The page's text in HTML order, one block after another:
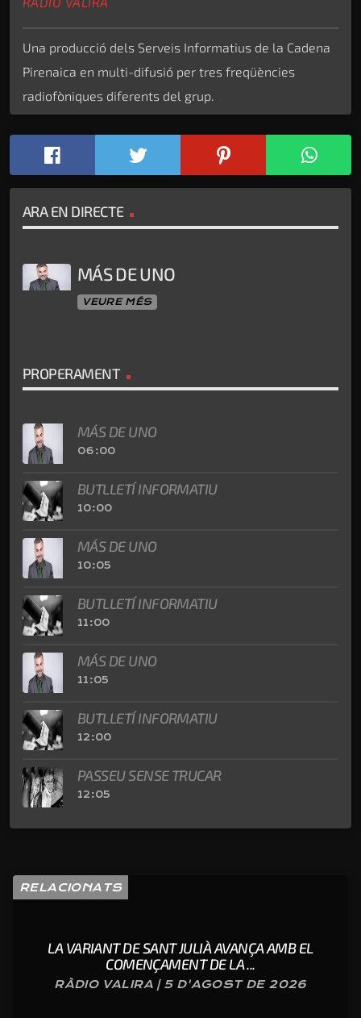
Una producció dels Serveis Informatius de la Cadena
Pirenaica en multi-difusió per tres freqüències
radiofòniques diferents del grup.
ARA EN DIRECTE
MÁS DE UNO
VEURE MÉS
PROPERAMENT
MÁS DE UNO
06:00
BUTLLETÍ INFORMATIU
10:00
MÁS DE UNO
10:05
BUTLLETÍ INFORMATIU
11:00
MÁS DE UNO
11:05
BUTLLETÍ INFORMATIU
12:00
PASSEU SENSE TRUCAR
12:05
RELACIONATS
LA VARIANT DE SANT JULIÀ AVANÇA AMB EL
COMENÇAMENT DE LA ...
RÀDIO VALIRA | 5 D'AGOST DE 2026